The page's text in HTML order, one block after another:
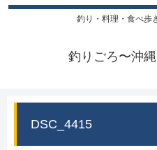
釣り・料理・食べ歩
釣りごろ〜沖
DSC_4415